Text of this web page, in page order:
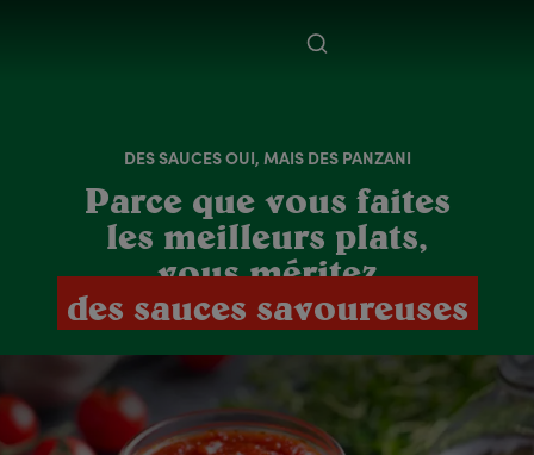
DES SAUCES OUI, MAIS DES PANZANI
Parce que vous faites
les meilleurs plats,
vous méritez
des sauces savoureuses